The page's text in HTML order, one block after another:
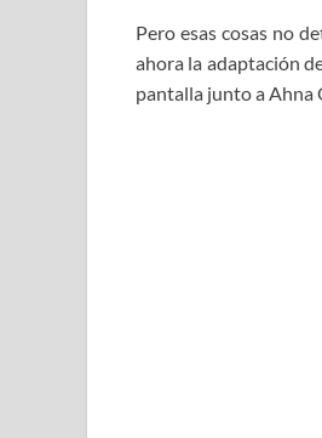
k
n
k
Pero esas cosas no
ahora la adaptación
pantalla junto a Ahna